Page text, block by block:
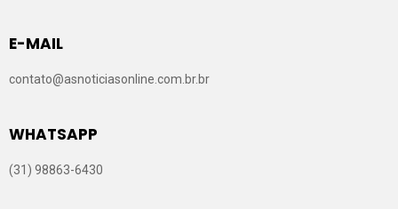
E-MAIL
contato@asnoticiasonline.com.br.br
WHATSAPP
(31) 98863-6430